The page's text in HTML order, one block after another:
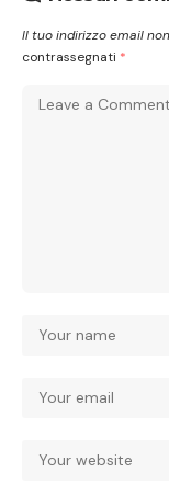
Il tuo indirizzo email
contrassegnati *